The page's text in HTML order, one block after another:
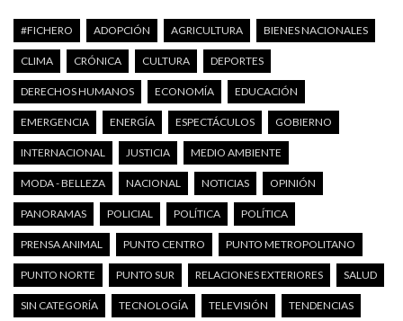
#FICHERO ADOPCIÓN AGRICULTURA BIENES NACIONALES
CLIMA CRÓNICA CULTURA DEPORTES
DERECHOS HUMANOS ECONOMÍA EDUCACIÓN
EMERGENCIA ENERGÍA ESPECTÁCULOS GOBIERNO
INTERNACIONAL JUSTICIA MEDIO AMBIENTE
MODA - BELLEZA NACIONAL NOTICIAS OPINIÓN
PANORAMAS POLICIAL POLÍTICA POLÍTICA
PRENSA ANIMAL PUNTO CENTRO PUNTO METROPOLITANO
PUNTO NORTE PUNTO SUR RELACIONES EXTERIORES SALUD
SIN CATEGORÍA TECNOLOGÍA TELEVISIÓN TENDENCIAS